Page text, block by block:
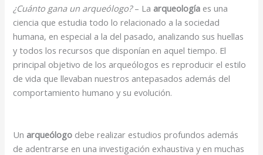
¿Cuánto gana un arqueólogo?– La arqueología es una
ciencia que estudia todo lo relacionado a la sociedad
humana, en especial a la del pasado, analizando sus huellas
y todos los recursos que disponían en aquel tiempo. El
principal objetivo de los arqueólogos es reproducir el estilo
de vida que llevaban nuestros antepasados además del
comportamiento humano y su evolución.
Un arqueólogo debe realizar estudios profundos además
de adentrarse en una investigación exhaustiva y en muchas